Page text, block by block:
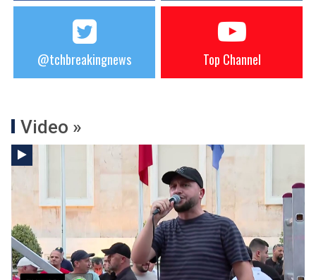
@tchbreakingnews Top Channel
Video »